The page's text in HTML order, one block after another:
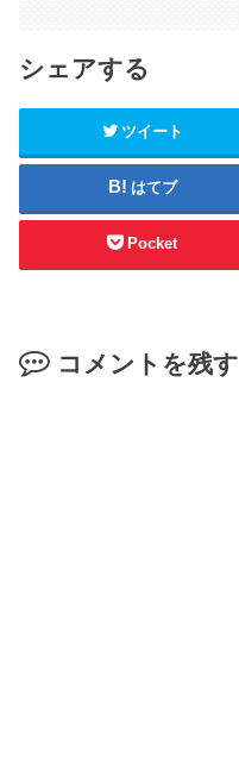
シェアする
ツイート
はてブ
Pocket
コメントを残す